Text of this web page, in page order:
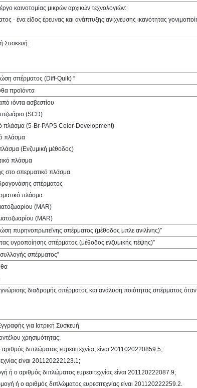
καινοτομίας μικρών αρχικών τεχνολογιών:
- ένα είδος έρευνας και ανάπτυξης ανίχνευσης ικανότητας
Συσκευή:
σπέρματος (Diff-Quik) “
προϊόντα
ιόντα ασβεστίου
(SCD)
πλάσμα (5-Br-PAPS Color-Development)
πλάσμα
(Ενζυμική μέθοδος)
πλάσμα
στο σπερματικό πλάσμα
σπέρματος
πλάσμα
(MAR)
(MAR)
πυρηνοπρωτεΐνης σπέρματος (μέθοδος μπλε ανιλίνης)”
υγροποίησης σπέρματος (μέθοδος ενζυμικής πέψης)”
σπέρματος”
διαδρομής σπέρματος και ανάλυση ποιότητας σπέρματος όταν
για Ιατρική Συσκευή
χρησιμότητας:
διπλώματος ευρεσιτεχνίας είναι 2011020220859.5;
είναι 201120222123.1;
ή ο αριθμός διπλώματος ευρεσιτεχνίας είναι 201120222087.9;
ή ο αριθμός διπλώματος ευρεσιτεχνίας είναι 201120222259.2.